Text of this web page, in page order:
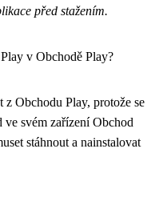
před stažením.
v Obchodě Play?
z Obchodu Play, protože se
svém zařízení Obchod
stáhnout a nainstalovat